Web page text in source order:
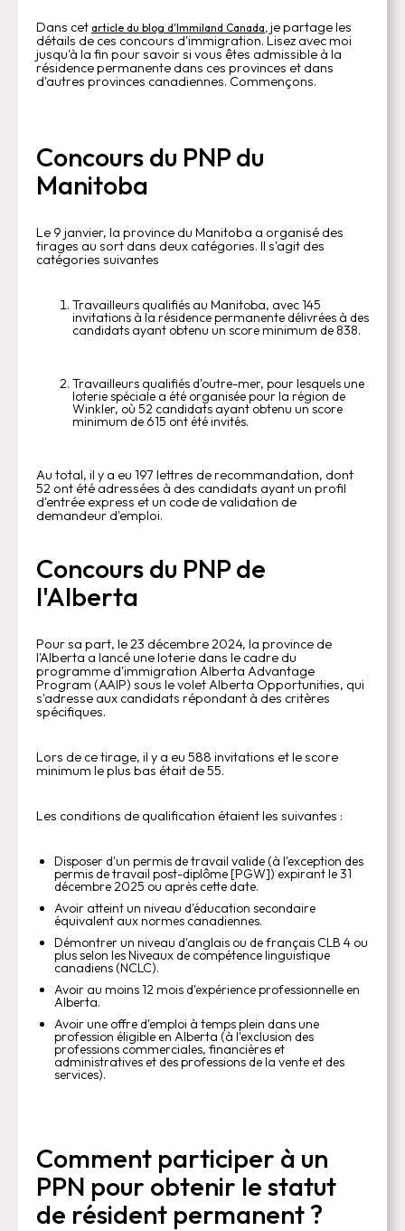
Dans cet article du blog d'Immiland Canada, je partage les
détails de ces concours d'immigration. Lisez avec moi
jusqu'à la fin pour savoir si vous êtes admissible à la
résidence permanente dans ces provinces et dans
d'autres provinces canadiennes. Commençons.
Concours du PNP du
Manitoba
Le 9 janvier, la province du Manitoba a organisé des
tirages au sort dans deux catégories. Il s'agit des
catégories suivantes
Travailleurs qualifiés au Manitoba, avec 145
invitations à la résidence permanente délivrées à des
candidats ayant obtenu un score minimum de 838.
Travailleurs qualifiés d'outre-mer, pour lesquels une
loterie spéciale a été organisée pour la région de
Winkler, où 52 candidats ayant obtenu un score
minimum de 615 ont été invités.
Au total, il y a eu 197 lettres de recommandation, dont
52 ont été adressées à des candidats ayant un profil
d'entrée express et un code de validation de
demandeur d'emploi.
Concours du PNP de
l'Alberta
Pour sa part, le 23 décembre 2024, la province de
l'Alberta a lancé une loterie dans le cadre du
programme d'immigration Alberta Advantage
Program (AAIP) sous le volet Alberta Opportunities, qui
s'adresse aux candidats répondant à des critères
spécifiques.
Lors de ce tirage, il y a eu 588 invitations et le score
minimum le plus bas était de 55.
Les conditions de qualification étaient les suivantes :
Disposer d'un permis de travail valide (à l'exception des
permis de travail post-diplôme [PGW]) expirant le 31
décembre 2025 ou après cette date.
Avoir atteint un niveau d'éducation secondaire
équivalent aux normes canadiennes.
Démontrer un niveau d'anglais ou de français CLB 4 ou
plus selon les Niveaux de compétence linguistique
canadiens (NCLC).
Avoir au moins 12 mois d'expérience professionnelle en
Alberta.
Avoir une offre d'emploi à temps plein dans une
profession éligible en Alberta (à l'exclusion des
professions commerciales, financières et
administratives et des professions de la vente et des
services).
Comment participer à un
PPN pour obtenir le statut
de résident permanent ?